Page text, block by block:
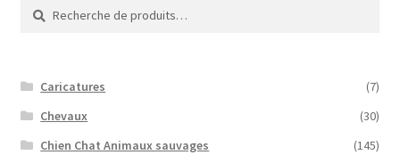
Recherche
pour :
Recherche
Caricatures
(7)
Chevaux
(30)
Chien Chat Animaux sauvages
(145)